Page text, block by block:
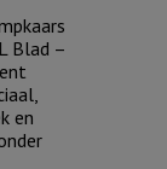
cadeauverpakking)
Blad –
en